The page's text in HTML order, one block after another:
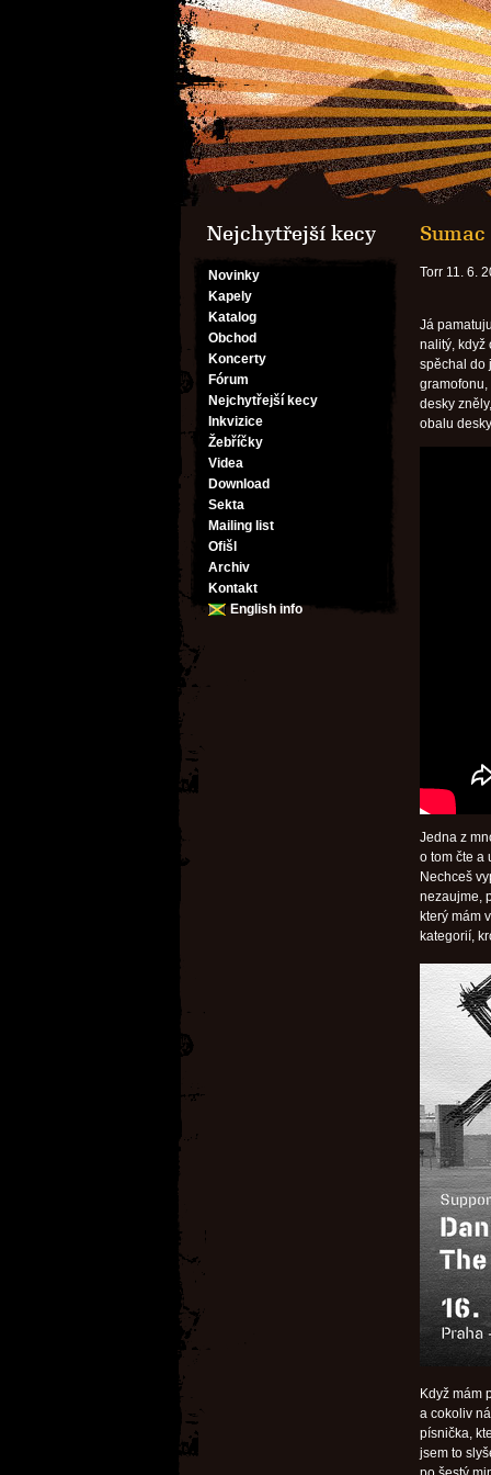
Nejchytřejší kecy
Novinky
Kapely
Katalog
Obchod
Koncerty
Fórum
Nejchytřejší kecy
Inkvizice
Žebříčky
Videa
Download
Sekta
Mailing list
Ofišl
Archiv
Kontakt
English info
Torr 11. 6.
Já
nalitý, když
spěchal do
desky
obalu
Jedna z
o tom čte a
Nechceš
nezaujme,
který mám
kategorií,
Když mám
a cokoliv
písnička,
jsem to